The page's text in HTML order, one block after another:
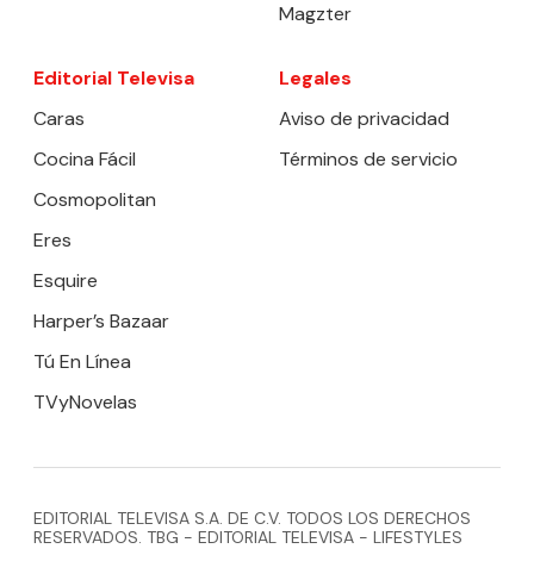
Magzter
Editorial Televisa
Caras
Cocina Fácil
Cosmopolitan
Eres
Esquire
Harper’s Bazaar
Tú En Línea
TVyNovelas
Legales
Aviso de privacidad
Términos de servicio
EDITORIAL TELEVISA S.A. DE C.V. TODOS LOS DERECHOS
RESERVADOS. TBG - EDITORIAL TELEVISA - LIFESTYLES